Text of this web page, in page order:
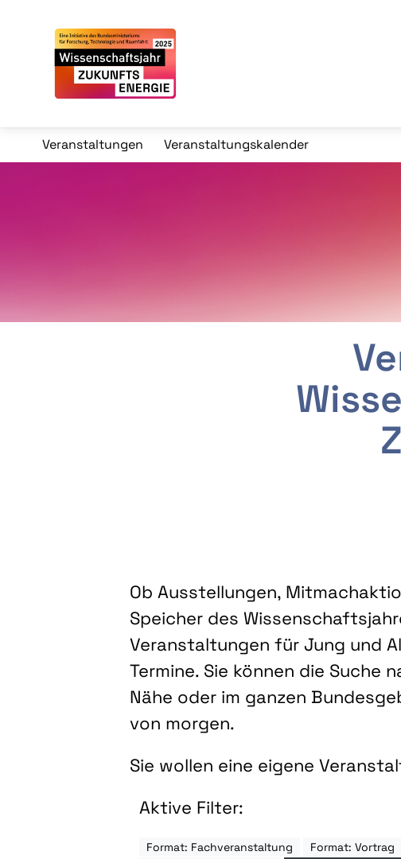
Veranstaltungen Veranstaltungskalender
Ob Ausstellungen,
Speicher des
Veranstaltungen für Jung und
Termine. Sie können die Suche
Nähe oder im ganzen
von morgen.
Sie wollen eine eigene
Aktive Filter:
Format: Fachveranstaltung Format: Vortrag